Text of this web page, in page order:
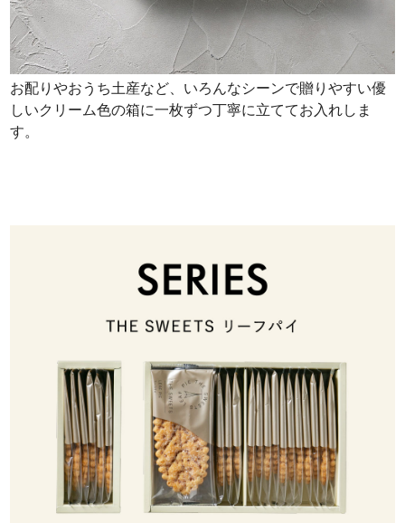
お配りやおうち土産など、いろんなシーンで贈りやすい優
しいクリーム色の箱に一枚ずつ丁寧に立ててお入れしま
す。